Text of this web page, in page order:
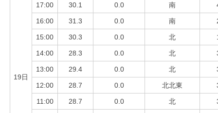
19日
17:00 30.1 0.0 南
16:00 31.3 0.0 南
15:00 30.3 0.0 北
14:00 28.3 0.0 北
13:00 29.4 0.0 北
12:00 28.7 0.0 北北東
11:00 28.7 0.0 北